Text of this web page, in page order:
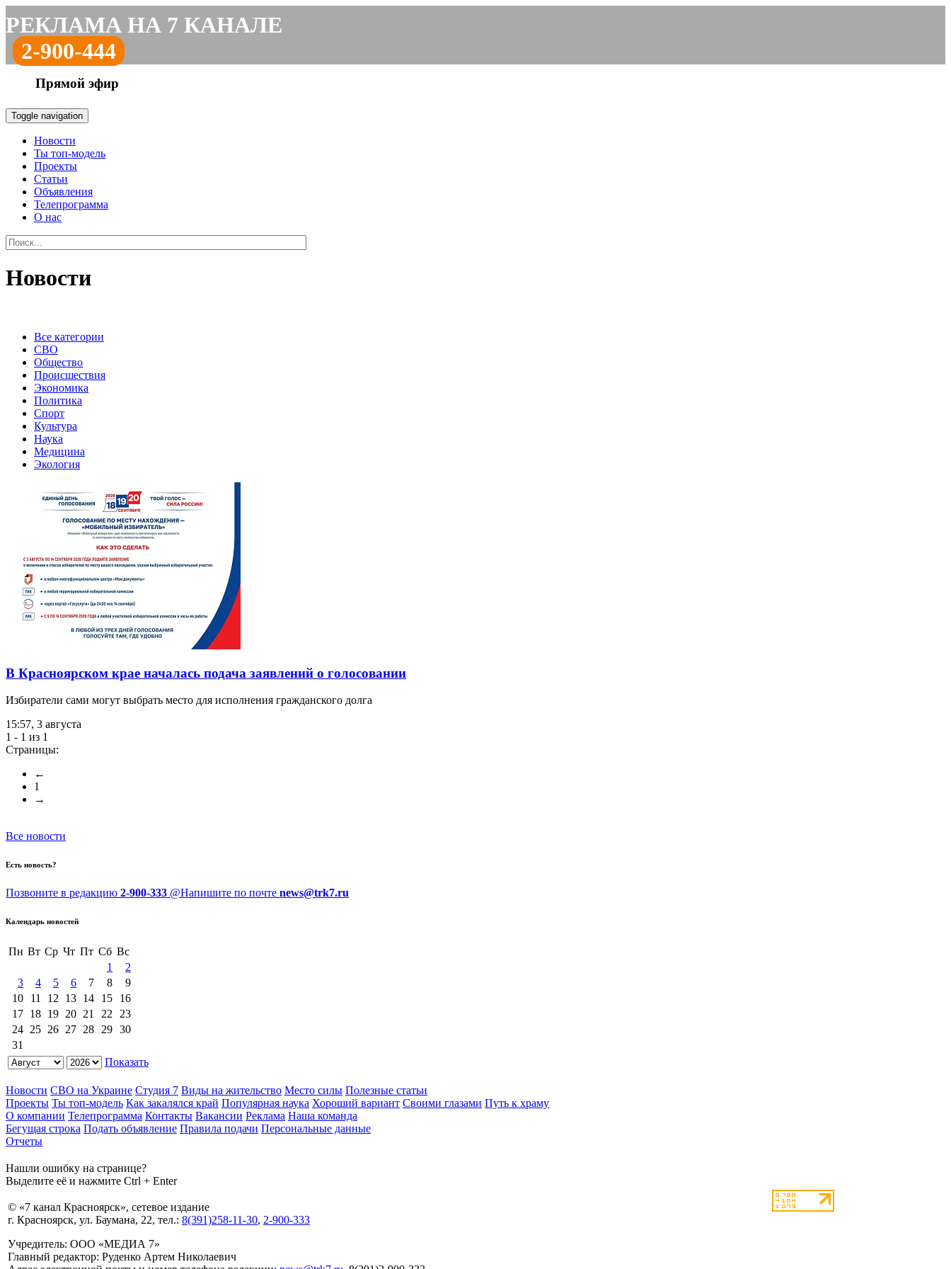
РЕКЛАМА НА 7 КАНАЛЕ
2-900-444
Прямой эфир
Toggle navigation
Новости
Ты топ-модель
Проекты
Статьи
Объявления
Телепрограмма
О нас
Новости
Все категории
СВО
Общество
Происшествия
Экономика
Политика
Спорт
Культура
Наука
Медицина
Экология
В Красноярском крае началась подача заявлений о голосовании
Избиратели сами могут выбрать место для исполнения гражданского долга
15:57, 3 августа
1 - 1 из 1
Страницы:
←
1
→
Все новости
Есть новость?
Позвоните в редакцию 2-900-333 @Напишите по почте news@trk7.ru
Календарь новостей
Пн Вт Ср Чт Пт Сб Вс
1
2
3
4 5 6 7 8
9
10
11 12 13 14 15
16
17 18 19 20 21 22
23
24 25 26 27 28 29 30
31
Показать
Новости СВО на Украине Студия 7 Виды на жительство Место силы Полезные статьи
Проекты Ты топ-модель Как закалялся край Популярная наука Хороший вариант Своими глазами Путь к храму
О компании Телепрограмма Контакты Вакансии Реклама Наша команда
Бегущая строка Подать объявление Правила подачи Персональные данные
Отчеты
Нашли ошибку на странице?
Выделите её и нажмите Ctrl + Enter
© «7 канал Красноярск», сетевое издание
г. Красноярск, ул. Баумана, 22, тел.: 8(391)258-11-30, 2-900-333
Учредитель: ООО «МЕДИА 7»
Главный редактор: Руденко Артем Николаевич